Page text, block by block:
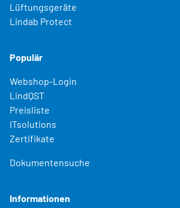
Lüftungsgeräte
Lindab Protect
Populär
Webshop-Login
LindQST
Preisliste
ITsolutions
Zertifikate
Dokumentensuche
Informationen